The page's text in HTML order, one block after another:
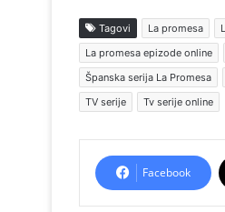
Tagovi La promesa
La promesa epizode online
Španska serija La Promesa
TV serije
Tv serije online
Facebook